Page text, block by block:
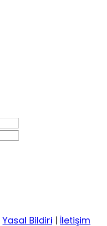
Yasal Bildiri | İletişim